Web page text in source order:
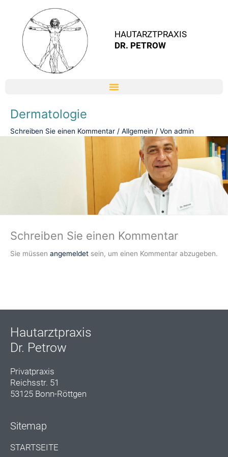
springen
HAUTARZTPRAXIS
DR. PETROW
Dermatologie
Schreiben Sie einen Kommentar / Allgemein / Von admin
Schreiben Sie einen Kommentar
Sie müssen angemeldet sein, um einen Kommentar abzugeben.
Hautarztpraxis
Dr. Petrow
Privatpraxis
Reichsstr. 51
53125 Bonn-Röttgen
Sitemap
STARTSEITE